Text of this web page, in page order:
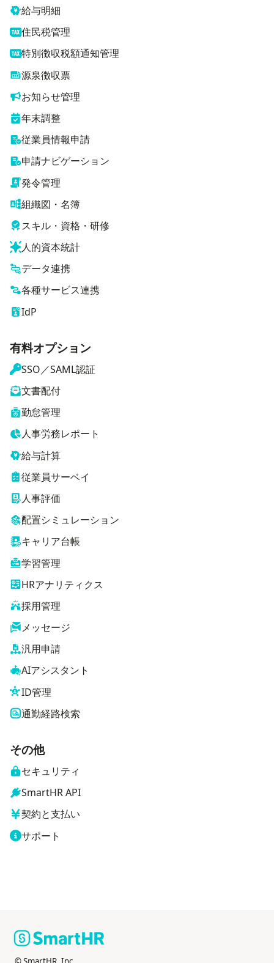
給与明細
住民税管理
特別徴収税額通知管理
源泉徴収票
お知らせ管理
年末調整
従業員情報申請
申請ナビゲーション
発令管理
組織図・名簿
スキル・資格・研修
人的資本統計
データ連携
各種サービス連携
IdP
有料オプション
SSO／SAML認証
文書配付
勤怠管理
人事労務レポート
給与計算
従業員サーベイ
人事評価
配置シミュレーション
キャリア台帳
学習管理
HRアナリティクス
採用管理
メッセージ
汎用申請
AIアシスタント
ID管理
通勤経路検索
その他
セキュリティ
SmartHR API
契約と支払い
サポート